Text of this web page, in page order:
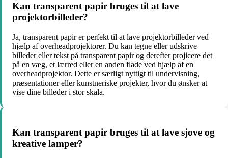
Kan transparent papir bruges til at lave
projektorbilleder?
Ja, transparent papir er perfekt til at lave projektorbilleder ved
hjælp af overheadprojektorer. Du kan tegne eller udskrive
billeder eller tekst på transparent papir og derefter projicere det
på en væg, et lærred eller en anden flade ved hjælp af en
overheadprojektor. Dette er særligt nyttigt til undervisning,
præsentationer eller kunstneriske projekter, hvor du ønsker at
vise dine billeder i stor skala.
Kan transparent papir bruges til at lave sjove og
kreative lamper?